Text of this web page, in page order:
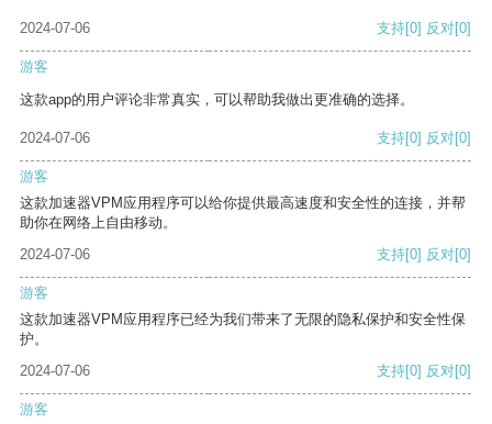
2024-07-06 支持[0] 反对[0]
游客
这款app的用户评论非常真实，可以帮助我做出更准确的选择。
2024-07-06 支持[0] 反对[0]
游客
这款加速器VPM应用程序可以给你提供最高速度和安全性的连接，并帮
助你在网络上自由移动。
2024-07-06
支持[0] 反对[0]
游客
这款加速器VPM应用程序已经为我们带来了无限的隐私保护和安全性保
护。
2024-07-06
支持[0] 反对[0]
游客